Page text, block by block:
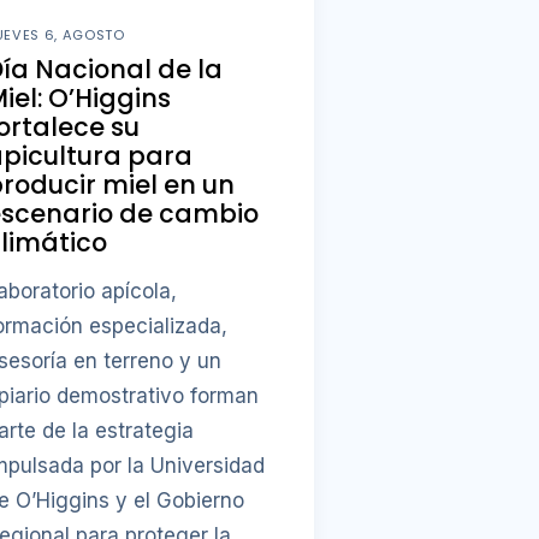
6, AGOSTO
Nacional de la
O’Higgins
su
para
miel en un
de cambio
apícola,
especializada,
en terreno y un
demostrativo forman
de la estrategia
por la Universidad
O’Higgins y el Gobierno